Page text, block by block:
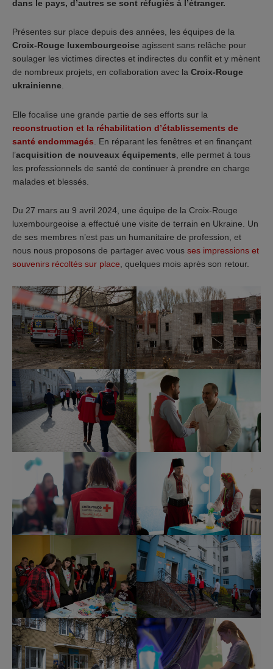
dans le pays, d’autres se sont réfugiés à l’étranger.
Présentes sur place depuis des années, les équipes de la
Croix-Rouge luxembourgeoise agissent sans relâche pour
soulager les victimes directes et indirectes du conflit et y mènent
de nombreux projets, en collaboration avec la Croix-Rouge
ukrainienne
Elle focalise une grande partie de ses efforts sur la
reconstruction et la réhabilitation d’établissements de
santé endommagés . En réparant les fenêtres et en finançant
l’acquisition de nouveaux équipements , elle permet à tous
les professionnels de santé de continuer à prendre en charge
malades et blessés.
Du 27 mars au 9 avril 2024, une équipe de la Croix-Rouge
luxembourgeoise a effectué une visite de terrain en Ukraine. Un
de ses membres n’est pas un humanitaire de profession, et
nous nous proposons de partager avec vous ses impressions et
souvenirs récoltés sur place, quelques mois après son retour.